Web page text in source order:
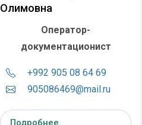
Олимовна
Оператор-
документационист
+992 905 08 64 69
905086469@mail.ru
Подробнее